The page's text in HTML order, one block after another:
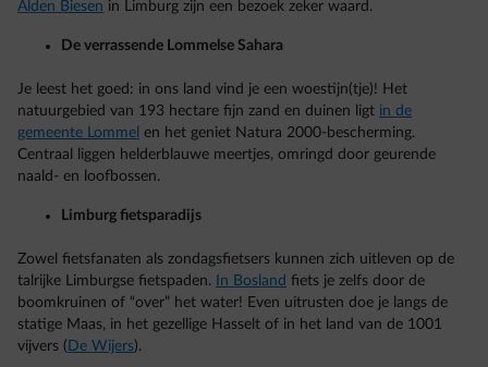
Alden Biesen in Limburg zijn een bezoek zeker waard.
De verrassende Lommelse Sahara
Je leest het goed: in ons land vind je een woestijn(tje)! Het
natuurgebied van 193 hectare fijn zand en duinen ligt in de
gemeente Lommel en het geniet Natura 2000-bescherming.
Centraal liggen helderblauwe meertjes, omringd door geurende
naald- en loofbossen.
Limburg fietsparadijs
Zowel fietsfanaten als zondagsfietsers kunnen zich uitleven op de
talrijke Limburgse fietspaden.
In Bosland fiets je zelfs door de
boomkruinen of “over” het water! Even uitrusten doe je langs de
statige Maas, in het gezellige Hasselt of in het land van de 1001
vijvers ( De Wijers).